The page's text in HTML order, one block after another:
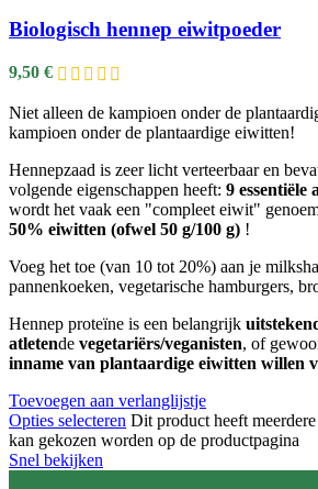
Biologisch hennep eiwitpoeder
9,50 €
Niet alleen de kampioen onder de
kampioen onder de plantaardige eiwitten!
Hennepzaad is zeer licht verteerbaar en
volgende eigenschappen heeft: 9 essentiële
wordt het vaak een "compleet eiwit"
50% eiwitten (ofwel 50 g/100 g) !
Voeg het toe (van 10 tot 20%) aan je
pannenkoeken, vegetarische hamburgers,
Hennep proteïne is een belangrijk
atletende vegetariërs/veganisten, of
inname van plantaardige eiwitten willen
Toevoegen aan verlanglijstje
Opties selecteren Dit product heeft
kan gekozen worden op de productpagina
Snel bekijken